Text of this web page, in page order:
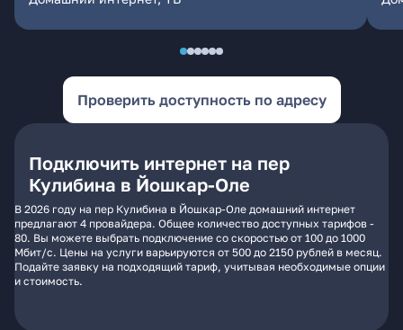
Проверить доступность по адресу
Подключить интернет на пер
Кулибина в Йошкар-Оле
В 2026 году на пер Кулибина в Йошкар-Оле домашний интернет
предлагают 4 провайдера. Общее количество доступных тарифов -
80. Вы можете выбрать подключение со скоростью от 100 до 1000
Мбит/с. Цены на услуги варьируются от 500 до 2150 рублей в месяц.
Подайте заявку на подходящий тариф, учитывая необходимые опции
и стоимость.